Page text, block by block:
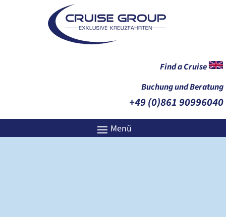
Find a Cruise
Buchung und Beratung
+49 (0)861 90996040